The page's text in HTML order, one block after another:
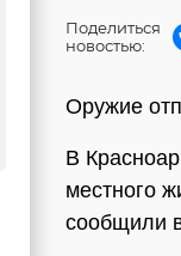
Поделиться
новостью:
Оружие
В
местного
сообщили